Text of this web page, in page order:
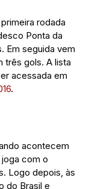
rodada
Ponta da
Em seguida vem
três gols. A lista
acessada em
.
acontecem
com o
Logo depois, às
do Brasil e